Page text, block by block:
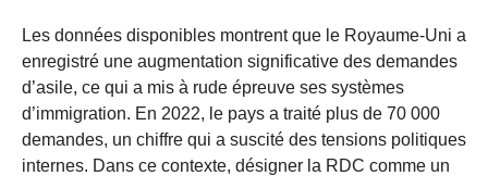
Les données disponibles montrent que le Royaume-Uni a
enregistré une augmentation significative des demandes
d’asile, ce qui a mis à rude épreuve ses systèmes
d’immigration. En 2022, le pays a traité plus de 70 000
demandes, un chiffre qui a suscité des tensions politiques
internes. Dans ce contexte, désigner la RDC comme un